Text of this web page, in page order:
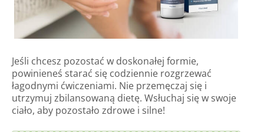
Jeśli chcesz pozostać w doskonałej formie,
powinieneś starać się codziennie rozgrzewać
łagodnymi ćwiczeniami. Nie przemęczaj się i
utrzymuj zbilansowaną dietę. Wsłuchaj się w swoje
ciało, aby pozostało zdrowe i silne!